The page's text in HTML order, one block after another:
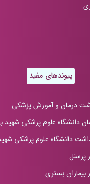
پیوندهای مفید
درمان و آموزش پزشکی
دانشگاه علوم پزشکی شهید
دانشگاه علوم پزشکی
پرسنل
بستری